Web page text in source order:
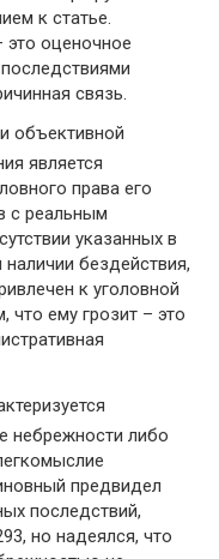
к статье.
оценочное
связь.
объективной
является
права его
с реальным
указанных в
бездействия,
к уголовной
что ему грозит – это
небрежности либо
предвидел
последствий,
но надеялся, что